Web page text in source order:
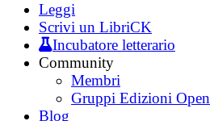
Leggi
Scrivi un LibriCK
Incubatore letterario
Community
Membri
Gruppi Edizioni Open
Blog